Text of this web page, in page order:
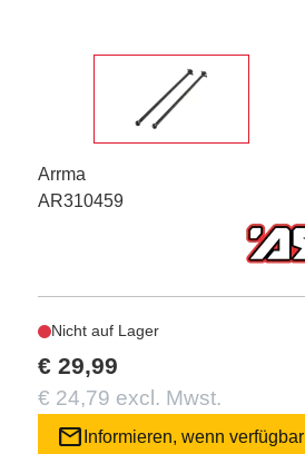
Arrma
AR310459
Nicht auf Lager
€ 29,99
€ 24,79 excl. Mwst.
mail Informieren, wenn verfügbar